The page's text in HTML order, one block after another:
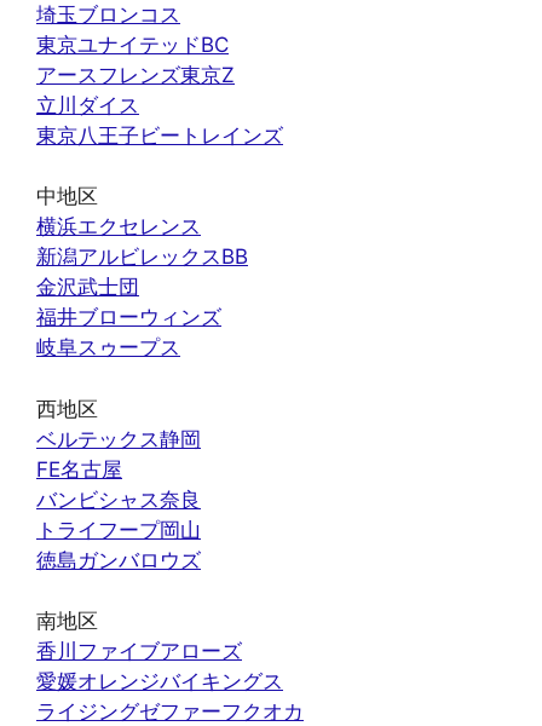
埼玉ブロンコス
東京ユナイテッドBC
アースフレンズ東京Z
立川ダイス
東京八王子ビートレインズ
中地区
横浜エクセレンス
新潟アルビレックスBB
金沢武士団
福井ブローウィンズ
岐阜スゥープス
西地区
ベルテックス静岡
FE名古屋
バンビシャス奈良
トライフープ岡山
徳島ガンバロウズ
南地区
香川ファイブアローズ
愛媛オレンジバイキングス
ライジングゼファーフクオカ